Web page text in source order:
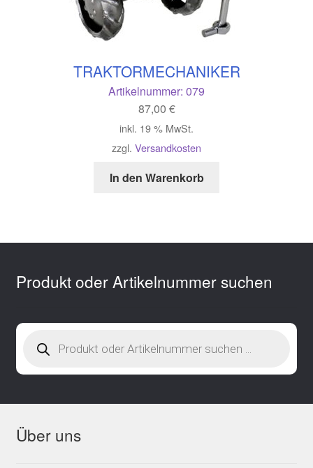
TRAKTORMECHANIKER
Artikelnummer: 079
87,00 €
inkl. 19 % MwSt.
zzgl. Versandkosten
In den Warenkorb
Produkt oder Artikelnummer suchen
search
Über uns